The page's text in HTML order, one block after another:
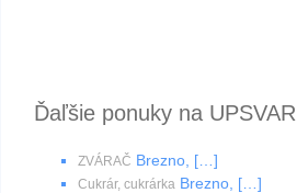
Ďaľšie ponuky na
ZVÁRAČ Brezno, […]
Cukrár, cukrárka Brezno, […]